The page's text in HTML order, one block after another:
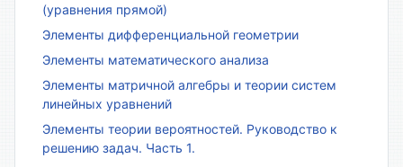
(уравнения прямой)
Элементы дифференциальной геометрии
Элементы математического анализа
Элементы матричной алгебры и теории систем
линейных уравнений
Элементы теории вероятностей. Руководство к
решению задач. Часть 1.